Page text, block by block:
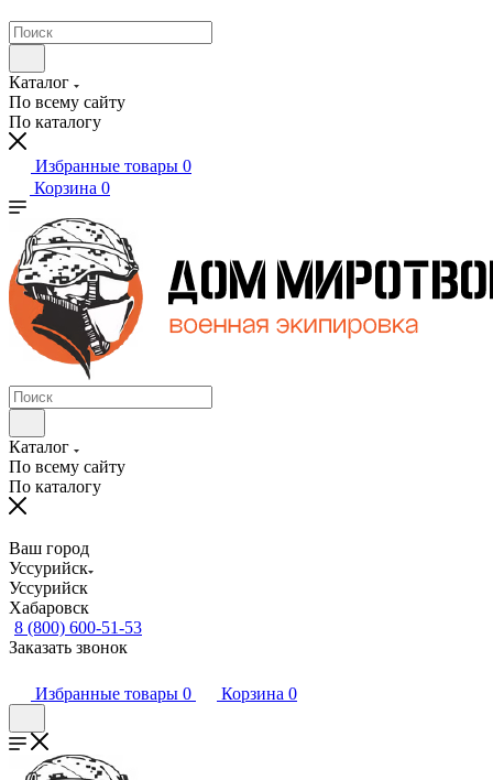
Каталог
По всему сайту
По каталогу
Избранные товары 0
Корзина 0
Каталог
По всему сайту
По каталогу
Ваш город
Уссурийск
Уссурийск
Хабаровск
8 (800) 600-51-53
Заказать звонок
Избранные товары 0 Корзина 0